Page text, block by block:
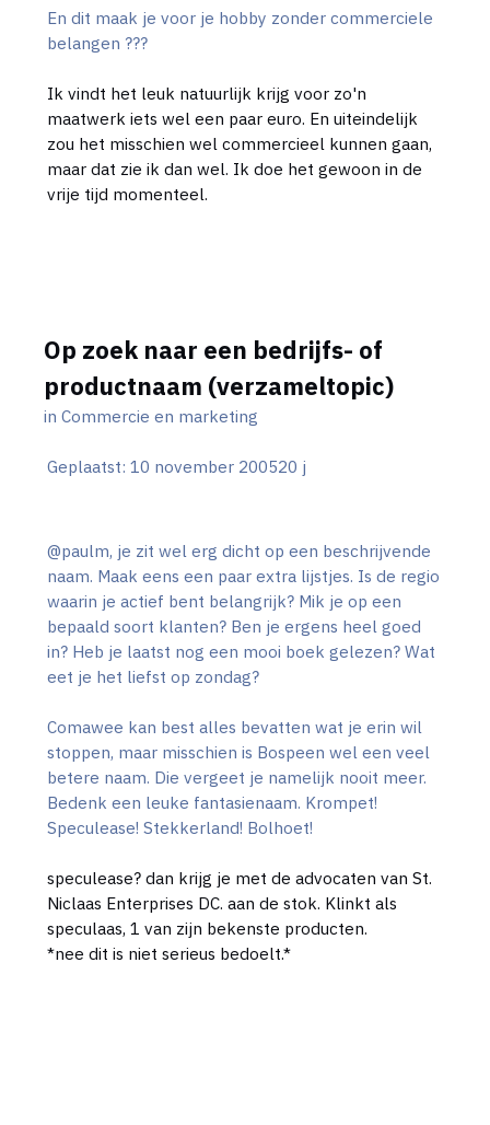
En dit maak je voor je hobby zonder commerciele
belangen ???
Ik vindt het leuk natuurlijk krijg voor zo'n
maatwerk iets wel een paar euro. En uiteindelijk
zou het misschien wel commercieel kunnen gaan,
maar dat zie ik dan wel. Ik doe het gewoon in de
vrije tijd momenteel.
Op zoek naar een bedrijfs- of
productnaam (verzameltopic)
in Commercie en marketing
Geplaatst: 10 november 200520 j
@paulm, je zit wel erg dicht op een beschrijvende
naam. Maak eens een paar extra lijstjes. Is de regio
waarin je actief bent belangrijk? Mik je op een
bepaald soort klanten? Ben je ergens heel goed
in? Heb je laatst nog een mooi boek gelezen? Wat
eet je het liefst op zondag?
Comawee kan best alles bevatten wat je erin wil
stoppen, maar misschien is Bospeen wel een veel
betere naam. Die vergeet je namelijk nooit meer.
Bedenk een leuke fantasienaam. Krompet!
Speculease! Stekkerland! Bolhoet!
speculease? dan krijg je met de advocaten van St.
Niclaas Enterprises DC. aan de stok. Klinkt als
speculaas, 1 van zijn bekenste producten.
*nee dit is niet serieus bedoelt.*